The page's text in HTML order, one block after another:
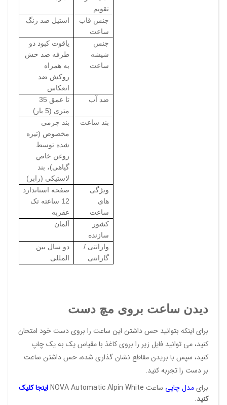
تقویم
جنس قاب
ساعت
استیل ضد زنگ
جنس
شیشه
ساعت
یاقوت کبود دو
طرفه ضد خش
به همراه
روکش ضد
انعکاس
ضد آب
تا عمق 35
متری (5 بار)
بند ساعت
بند چرمی
مخصوص (تیره
شده توسط
روغن خاص
گیاهی)، بند
لاستیکی (رابر)
ویژگی
های
ساعت
صفحه استاندارد
12 ساعته تک
عقربه
کشور
سازنده
آلمان
وارانتی /
گارانتی
دو سال بین
المللی
دیدن ساعت بروی مچ دست
برای اینکه بتوانید حس داشتن این ساعت را بروی دست خود امتحان
کنید، می توانید فایل زیر را بروی کاغذ با مقیاس یک به یک چاپ
کنید، سپس با بریدن مقاطع نشان گذاری شده، حس داشتن ساعت
بر دست را تجربه کنید.
برایمدلچاپی ساعت NOVA Automatic Alpin White اینجا کلیک
کنید.